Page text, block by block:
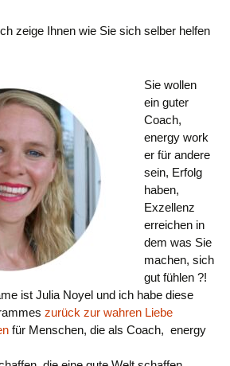
wie Sie sich selber helfen
Sie wollen
ein guter
Coach,
energy work
er für andere
sein, Erfolg
haben,
Exzellenz
erreichen in
dem was Sie
machen, sich
gut fühlen ?!
ist Julia Noyel und ich habe diese
zurück zur wahren Liebe
für Menschen, die als Coach, energy